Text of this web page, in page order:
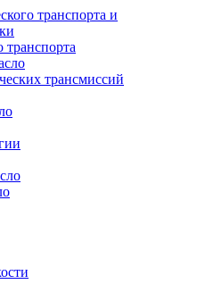
транспорта и
транспорта
трансмиссий